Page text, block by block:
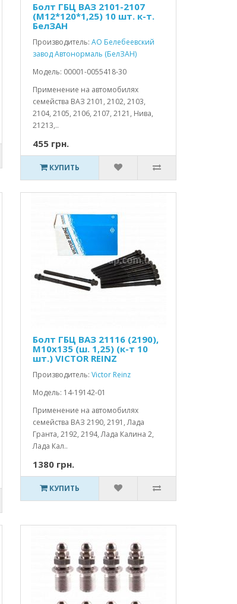
Болт ГБЦ ВАЗ 2101-2107
(М12*120*1,25) 10 шт. к-т.
БелЗАН
Производитель:АО Белебеевский
завод Автонормаль (БелЗАН)
Модель: 00001-0055418-30
Применение на автомобилях
семейства ВАЗ 2101, 2102, 2103,
2104, 2105, 2106, 2107, 2121, Нива,
21213,..
455 грн.
КУПИТЬ
Болт ГБЦ ВАЗ 21116 (2190),
М10x135 (ш. 1,25) (к-т 10
шт.) VICTOR REINZ
Производитель:Victor Reinz
Модель: 14-19142-01
Применение на автомобилях
семейства ВАЗ 2190, 2191, Лада
Гранта, 2192, 2194, Лада Калина 2,
Лада Кал..
1380 грн.
КУПИТЬ